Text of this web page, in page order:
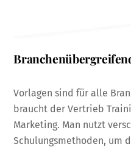
Vorlagen sind für alle
braucht der Vertrieb
Marketing. Man nutzt
Schulungsmethoden, um